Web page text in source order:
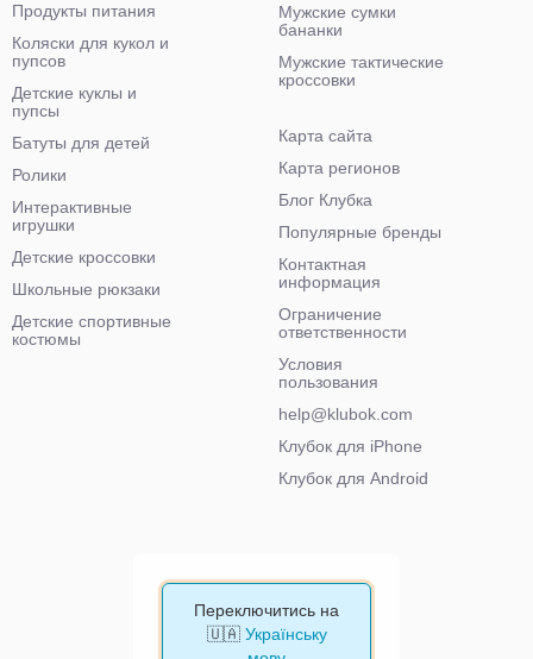
Мужские сумки
бананки
Мужские тактические
кроссовки
Продукты питания
Коляски для кукол и
пупсов
Детские куклы и
пупсы
Батуты для детей
Ролики
Интерактивные
игрушки
Детские кроссовки
Школьные рюкзаки
Детские спортивные
костюмы
Карта сайта
Карта регионов
Блог Клубка
Популярные бренды
Контактная
информация
Ограничение
ответственности
Условия
пользования
help@klubok.com
Клубок для iPhone
Клубок для Android
Переключитись на
🇺🇦 Українську